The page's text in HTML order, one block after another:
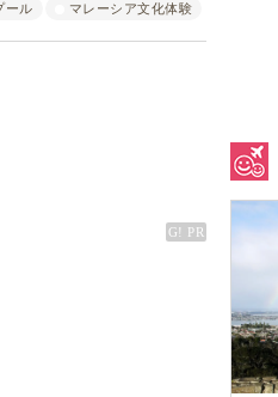
ール マレーシア文化体験